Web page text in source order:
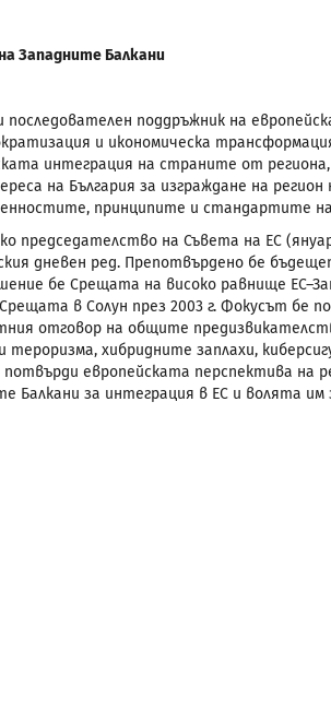
Западните Балкани
последователен поддръжник на
и икономическа
интеграция на страните от
на България за изграждане на
принципите и стандартите
председателство на Съвета на ЕС
дневен ред. Препотвърдено бе
бе Срещата на високо равнище
в Солун през 2003 г. Фокусът бе
отговор на общите
хибридните заплахи,
европейската перспектива на
Балкани за интеграция в ЕС и волята